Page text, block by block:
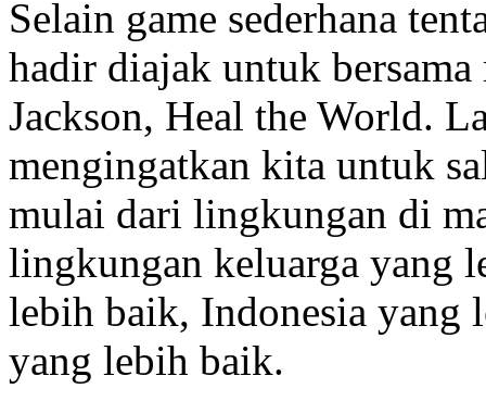
Selain game sederhana
hadir diajak untuk
Jackson, Heal the World.
mengingatkan kita untuk
mulai dari lingkungan di
lingkungan keluarga yang
lebih baik, Indonesia yang
yang lebih baik.